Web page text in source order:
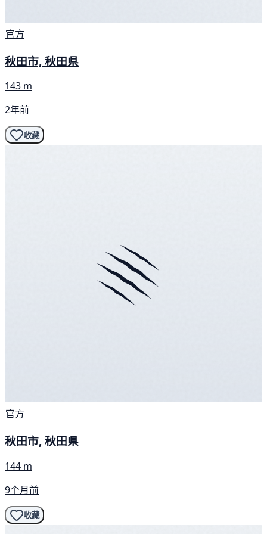
官方
秋田市, 秋田県
143 m
2年前
收藏
官方
秋田市, 秋田県
144 m
9个月前
收藏